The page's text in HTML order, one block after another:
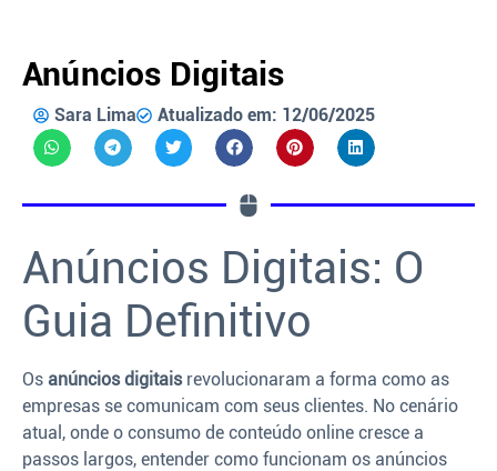
Anúncios Digitais
Sara Lima Atualizado em: 12/06/2025
Anúncios Digitais: O
Guia Definitivo
Os anúncios digitaisrevolucionaram a forma como as
empresas se comunicam com seus clientes. No cenário
atual, onde o consumo de conteúdo online cresce a
passos largos, entender como funcionam os anúncios